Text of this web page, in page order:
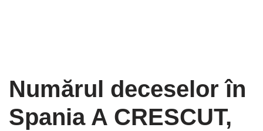
Numărul deceselor în
Spania A CRESCUT,